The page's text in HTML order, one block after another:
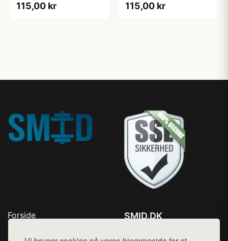
30 cm). God til
115,00 kr
træningselastik 32 cm
115,00 kr
Forside
SMID.DK